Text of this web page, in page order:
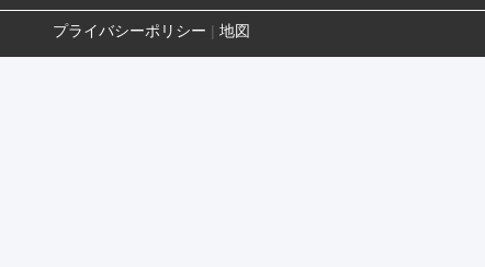
プライバシーポリシー | 地図